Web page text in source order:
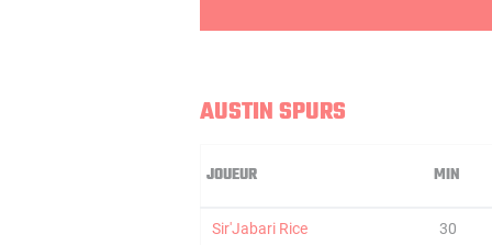
AUSTIN SPURS
JOUEUR MIN
Sir'Jabari Rice 30